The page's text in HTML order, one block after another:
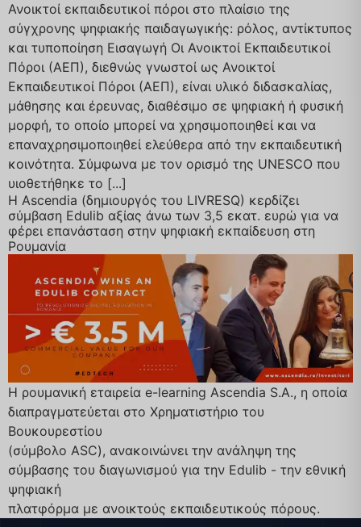
Ανοικτοί εκπαιδευτικοί πόροι στο πλαίσιο της
σύγχρονης ψηφιακής παιδαγωγικής: ρόλος, αντίκτυπος
και τυποποίηση Εισαγωγή Οι Ανοικτοί Εκπαιδευτικοί
Πόροι (ΑΕΠ), διεθνώς γνωστοί ως Ανοικτοί
Εκπαιδευτικοί Πόροι (ΑΕΠ), είναι υλικό διδασκαλίας,
μάθησης και έρευνας, διαθέσιμο σε ψηφιακή ή φυσική
μορφή, το οποίο μπορεί να χρησιμοποιηθεί και να
επαναχρησιμοποιηθεί ελεύθερα από την εκπαιδευτική
κοινότητα. Σύμφωνα με τον ορισμό της UNESCO που
υιοθετήθηκε το [...]
Η Ascendia (δημιουργός του LIVRESQ) κερδίζει
σύμβαση Edulib αξίας άνω των 3,5 εκατ. ευρώ για να
φέρει επανάσταση στην ψηφιακή εκπαίδευση στη
Ρουμανία
Η ρουμανική εταιρεία e-learning Ascendia S.A., η οποία
διαπραγματεύεται στο Χρηματιστήριο του
Βουκουρεστίου
(σύμβολο ASC), ανακοινώνει την ανάληψη της
σύμβασης του διαγωνισμού για την Edulib - την εθνική
ψηφιακή
πλατφόρμα με ανοικτούς εκπαιδευτικούς πόρους.